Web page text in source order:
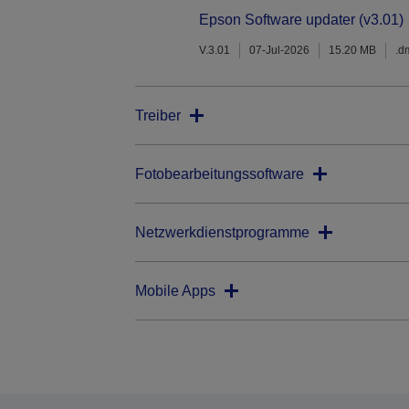
Epson Software updater (v3.01)
V.3.01 07-Jul-2026 15.20 MB
Treiber
Fotobearbeitungssoftware
Netzwerkdienstprogramme
Mobile Apps